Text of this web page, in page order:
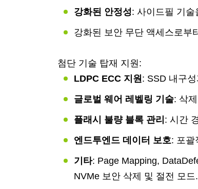
강화된 안정성: 사이드필 기
강화된 보안 무단 액세스로부
첨단 기술 탑재 지원:
LDPC ECC 지원: SSD 내구
글로벌 웨어 레벨링 기술: 삭
플래시 불량 블록 관리 : 시간
엔드투엔드 데이터 보호: 포괄
기타: Page Mapping,
NVMe 보안 삭제 및 절전 모드.